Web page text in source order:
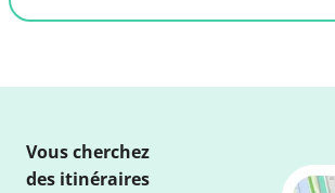
Vous cherchez
des itinéraires